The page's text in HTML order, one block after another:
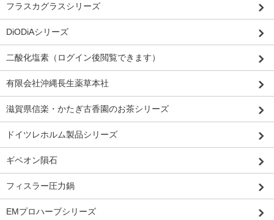
フラスカグラスシリーズ
DiODiAシリーズ
二酸化塩素（ログイン後閲覧できます）
有限会社沖縄長生薬草本社
滋賀県信楽・かたぎ古香園のお茶シリーズ
ドイツレホルム製品シリーズ
ギベオン隕石
フィスラー圧力鍋
EMプロハーブシリーズ